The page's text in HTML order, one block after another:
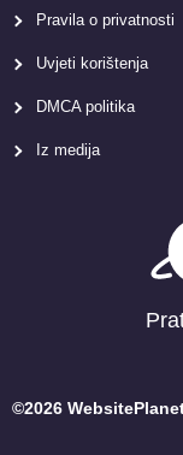
Pravila o privatnosti
Uvjeti korištenja
DMCA politika
Iz medija
©2026